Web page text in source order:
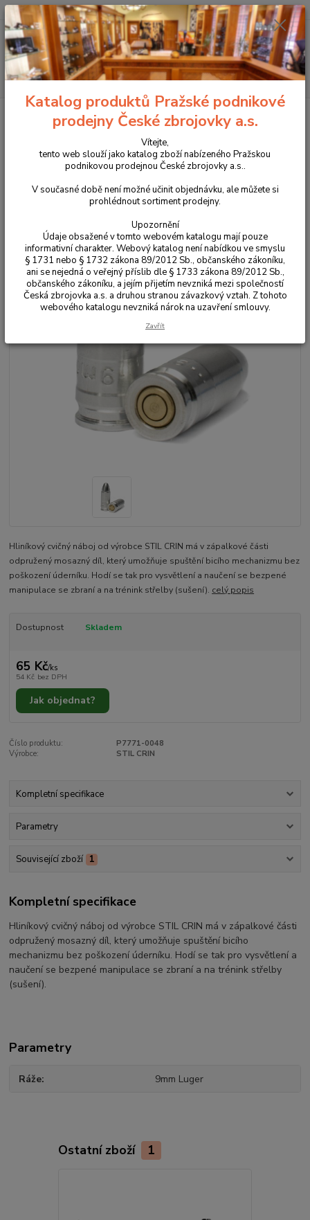
Menu
Hledat
+420 225 375 800
Cvičný náboj ráže 9mm Luger
Cvičný náboj ráže 9mm Luger
Hliníkový cvičný náboj od výrobce STIL CRIN má v zápalkové části
odpružený mosazný díl, který umožňuje spuštění bicího mechanizmu bez
poškození úderníku. Hodí se tak pro vysvětlení a naučení se bezpené
manipulace se zbraní a na trénink střelby (sušení). celý popis
Dostupnost Skladem
65 Kč/ks
54 Kč bez DPH
Jak objednat?
Číslo produktu:
P7771-0048
Výrobce:
STIL CRIN
Kompletní specifikace
Parametry
Související zboží 1
Kompletní specifikace
Hliníkový cvičný náboj od výrobce STIL CRIN má v zápalkové části
odpružený mosazný díl, který umožňuje spuštění bicího
mechanizmu bez poškození úderníku. Hodí se tak pro vysvětlení a
naučení se bezpené manipulace se zbraní a na trénink střelby
(sušení).
Parametry
Ráže 9mm Luger
Ostatní zboží 1
Katalog produktů Pražské podnikové
prodejny České zbrojovky a.s.
Vítejte,
tento web slouží jako katalog zboží nabízeného Pražskou
podnikovou prodejnou České zbrojovky a.s..
V současné době není možné učinit objednávku, ale můžete si
prohlédnout sortiment prodejny.
Upozornění
Údaje obsažené v tomto webovém katalogu mají pouze
informativní charakter. Webový katalog není nabídkou ve smyslu
§ 1731 nebo § 1732 zákona 89/2012 Sb., občanského zákoníku,
ani se nejedná o veřejný příslib dle § 1733 zákona 89/2012 Sb.,
občanského zákoníku, a jejím přijetím nevzniká mezi společností
Česká zbrojovka a.s. a druhou stranou závazkový vztah. Z tohoto
webového katalogu nevzniká nárok na uzavření smlouvy.
Zavřít